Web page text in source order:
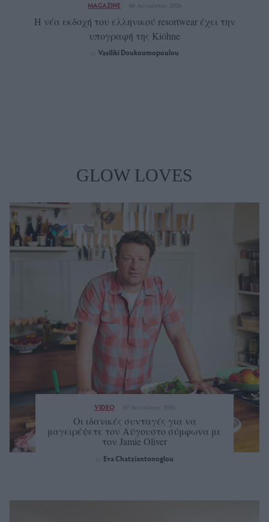
MAGAZINE 06 Αυγούστου 2026
Η νέα εκδοχή του ελληνικού resortwear έχει την
υπογραφή της Kióhne
Vasiliki Doukoumopoulou
GLOW LOVES
VIDEO 07 Αυγούστου 2026
Οι ιδανικές συνταγές για να
μαγειρέψετε τον Αύγουστο σύμφωνα με
τον Jamie Oliver
Eva Chatziantonoglou